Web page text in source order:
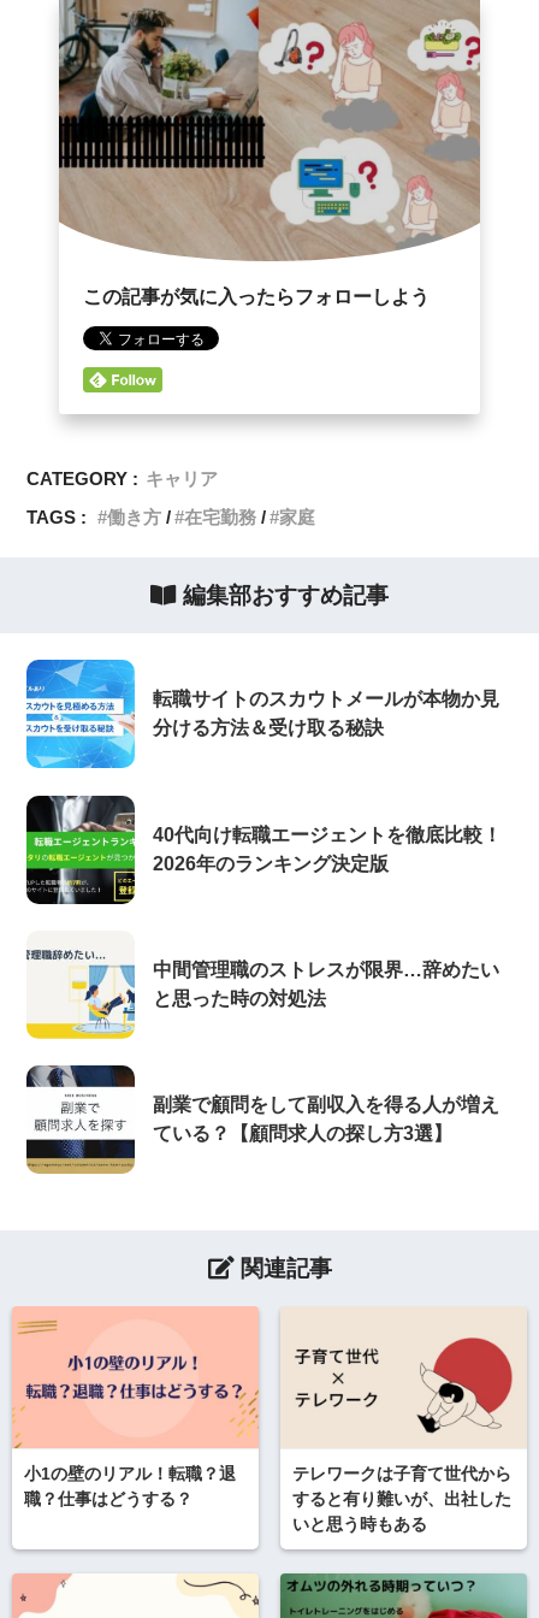
この記事が気に入ったらフォローしよう
CATEGORY : キャリア
TAGS :
働き方 在宅勤務 家庭
編集部おすすめ記事
転職サイトのスカウトメールが本物か見
分ける方法＆受け取る秘訣
40代向け転職エージェントを徹底比較！
2026年のランキング決定版
中間管理職のストレスが限界…辞めたい
と思った時の対処法
副業で顧問をして副収入を得る人が増え
ている？【顧問求人の探し方3選】
関連記事
小1の壁のリアル！転職？退
職？仕事はどうする？
テレワークは子育て世代から
すると有り難いが、出社した
いと思う時もある